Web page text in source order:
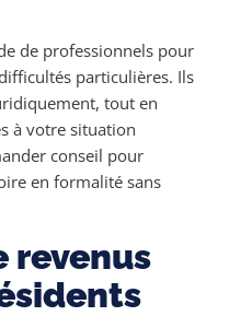
de professionnels pour
particulières. Ils
tout en
à votre situation
conseil pour
en formalité sans
revenus